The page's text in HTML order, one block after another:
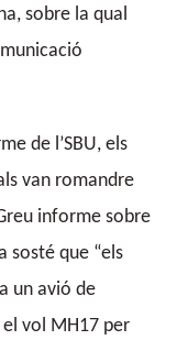
sobre la qual
de l’SBU, els
van romandre
informe sobre
sosté que “els
un avió de
el vol MH17 per